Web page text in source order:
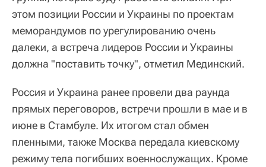
этом позиции России и Украины по проектам
меморандумов по урегулированию очень
далеки, а встреча лидеров России и Украины
должна "поставить точку", отметил Мединский.
Россия и Украина ранее провели два раунда
прямых переговоров, встречи прошли в мае и в
июне в Стамбуле. Их итогом стал обмен
пленными, также Москва передала киевскому
режиму тела погибших военнослужащих. Кроме